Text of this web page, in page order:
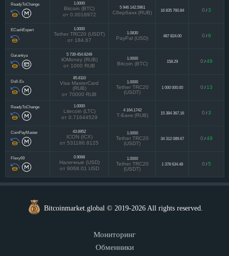
ReadyToChange 1.0000
Bitcoin (BTC)
от 0.0018972
5 946 142.5961
Сбербанк (RUB) 16 835 760.84 0 / 3
ECashExpert 1.0000
Tether TRC20 (USDT)
от 184.67
1.0830
PayPal (USD) 487 824.00 0 / 9
Garantiya 5 739 454.9249
ЮMoney (RUB)
от 1000 RUB
1.0000
Bitcoin (BTC) 158.29 0 / 49
Doll-Ex
85.8110
Visa MasterCard
(RUB)
от 70000 RUB
1.0000
Tether TRC20
(USDT)
1 000 000.00 0 / 13
ReadyToChange 1.0000
Litecoin (LTC)
от 0.71644529
4 164.1742
Т-Банк (RUB) 15 384 367.16 0 / 3
CoinPayMaster 43.6952
ICON (ICX)
от 531186.8125
1.0000
Tether TRC20
(USDT)
34 312 089.67 0 / 49
Flexy69 0.9068
Наличные (USD)
от 9068.01 USD
1.0000
Tether TRC20
(USDT)
1 378 634.48 0 / 5
Bitcoinmarket.global © 2019-2026 All rights reserved.
Мониторинг
Обменники